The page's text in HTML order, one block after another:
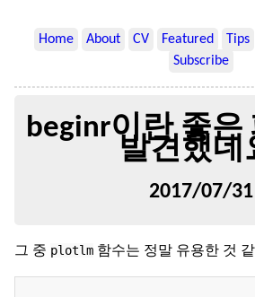
Home About CV Featured Tips
Subscribe
beginr이란 좋은
발견했네
2017/07/31
그 중 plotlm 함수는 정말 유용한 것